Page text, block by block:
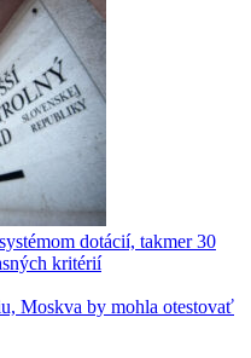
dotácií, takmer 30
kritérií
Moskva by mohla otestovať